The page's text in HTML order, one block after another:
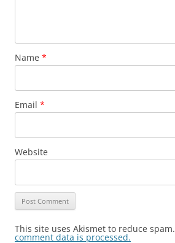
Name *
Email *
Website
This site uses Akismet to reduce spam.
comment data is processed.